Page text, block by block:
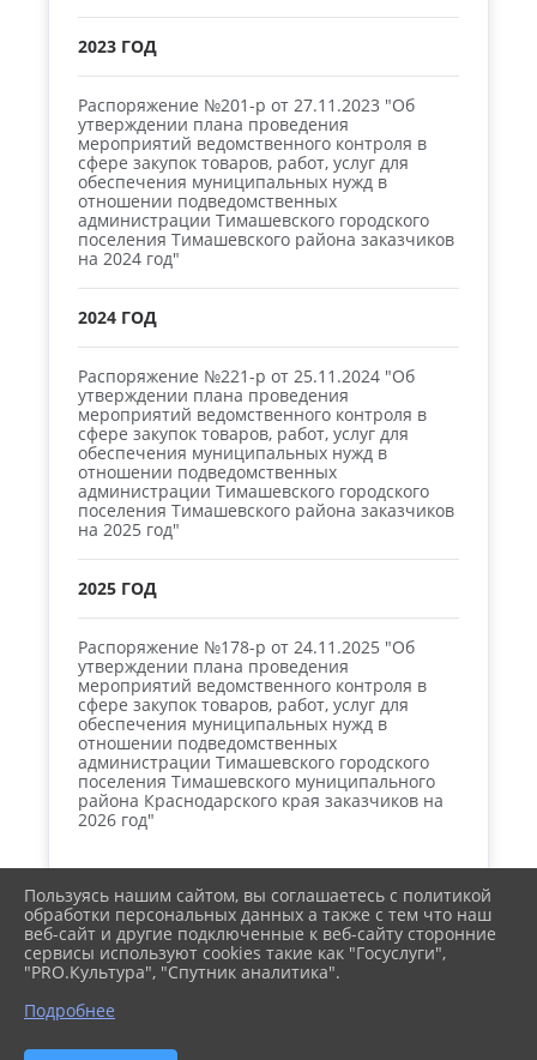
2023 ГОД
Распоряжение №201-р от 27.11.2023 "Об
утверждении плана проведения
мероприятий ведомственного контроля в
сфере закупок товаров, работ, услуг для
обеспечения муниципальных нужд в
отношении подведомственных
администрации Тимашевского городского
поселения Тимашевского района заказчиков
на 2024 год"
2024 ГОД
Распоряжение №221-р от 25.11.2024 "Об
утверждении плана проведения
мероприятий ведомственного контроля в
сфере закупок товаров, работ, услуг для
обеспечения муниципальных нужд в
отношении подведомственных
администрации Тимашевского городского
поселения Тимашевского района заказчиков
на 2025 год"
2025 ГОД
Распоряжение №178-р от 24.11.2025 "Об
утверждении плана проведения
мероприятий ведомственного контроля в
сфере закупок товаров, работ, услуг для
обеспечения муниципальных нужд в
отношении подведомственных
администрации Тимашевского городского
поселения Тимашевского муниципального
района Краснодарского края заказчиков на
2026 год"
2026 г. городтимашевск.рф
Вход
Карта сайта
Политика обработки персональных данных
Сделано на KubCMS
Пользуясь нашим сайтом, вы соглашаетесь с политикой
обработки персональных данных а также с тем что наш
веб-сайт и другие подключенные к веб-сайту сторонние
сервисы используют cookies такие как "Госуслуги",
"PRO.Культура", "Спутник аналитика".
Подробнее